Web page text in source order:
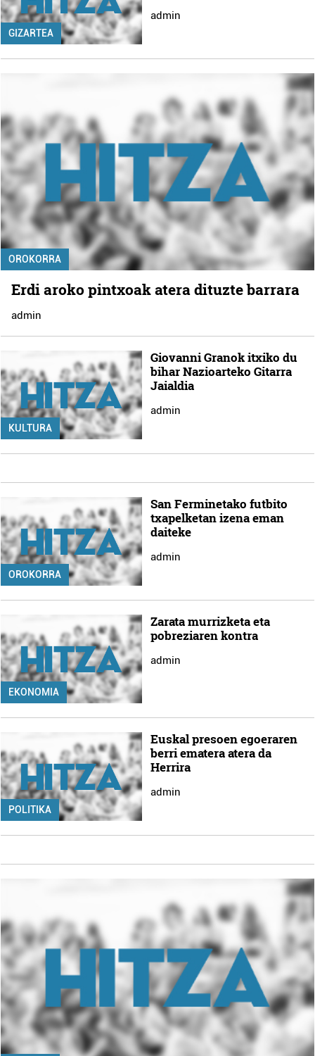
GIZARTEA
admin
OROKORRA
Erdi aroko pintxoak atera dituzte barrara
admin
KULTURA
Giovanni Granok itxiko du
bihar Nazioarteko Gitarra
Jaialdia
admin
OROKORRA
San Ferminetako futbito
txapelketan izena eman
daiteke
admin
EKONOMIA
Zarata murrizketa eta
pobreziaren kontra
admin
POLITIKA
Euskal presoen egoeraren
berri ematera atera da
Herrira
admin